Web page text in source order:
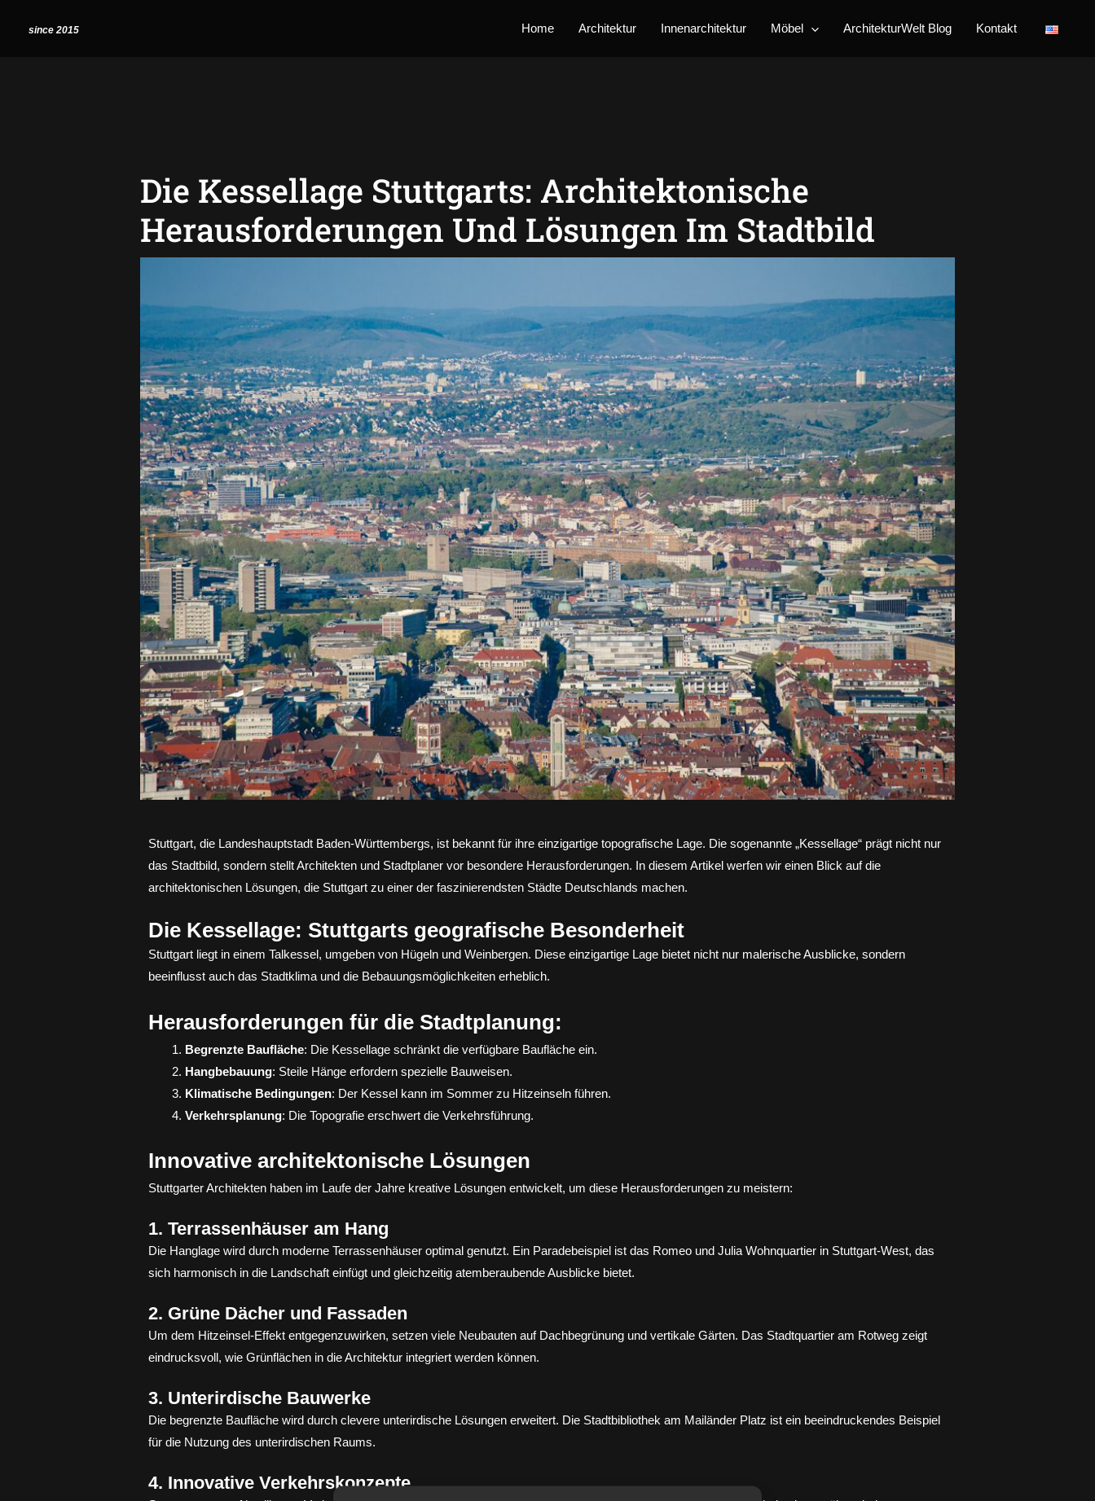
since 2015 Home Architektur Innenarchitektur Möbel ArchitekturWelt Blog Kontakt
Die Kessellage Stuttgarts: Architektonische
Herausforderungen Und Lösungen Im Stadtbild
Stuttgart, die Landeshauptstadt Baden-Württembergs, ist bekannt für ihre einzigartige topografische Lage. Die sogenannte „Kessellage“ prägt nicht nur
das Stadtbild, sondern stellt Architekten und Stadtplaner vor besondere Herausforderungen. In diesem Artikel werfen wir einen Blick auf die
architektonischen Lösungen, die Stuttgart zu einer der faszinierendsten Städte Deutschlands machen.
Die Kessellage: Stuttgarts geografische Besonderheit
Stuttgart liegt in einem Talkessel, umgeben von Hügeln und Weinbergen. Diese einzigartige Lage bietet nicht nur malerische Ausblicke, sondern
beeinflusst auch das Stadtklima und die Bebauungsmöglichkeiten erheblich.
Herausforderungen für die Stadtplanung:
Begrenzte Baufläche: Die Kessellage schränkt die verfügbare Baufläche ein.
Hangbebauung: Steile Hänge erfordern spezielle Bauweisen.
Klimatische Bedingungen: Der Kessel kann im Sommer zu Hitzeinseln führen.
Verkehrsplanung: Die Topografie erschwert die Verkehrsführung.
Innovative architektonische Lösungen
Stuttgarter Architekten haben im Laufe der Jahre kreative Lösungen entwickelt, um diese Herausforderungen zu meistern:
1. Terrassenhäuser am Hang
Die Hanglage wird durch moderne Terrassenhäuser optimal genutzt. Ein Paradebeispiel ist das Romeo und Julia Wohnquartier in Stuttgart-West, das
sich harmonisch in die Landschaft einfügt und gleichzeitig atemberaubende Ausblicke bietet.
2. Grüne Dächer und Fassaden
Um dem Hitzeinsel-Effekt entgegenzuwirken, setzen viele Neubauten auf Dachbegrünung und vertikale Gärten. Das Stadtquartier am Rotweg zeigt
eindrucksvoll, wie Grünflächen in die Architektur integriert werden können.
3. Unterirdische Bauwerke
Die begrenzte Baufläche wird durch clevere unterirdische Lösungen erweitert. Die Stadtbibliothek am Mailänder Platz ist ein beeindruckendes Beispiel
für die Nutzung des unterirdischen Raums.
4. Innovative Verkehrskonzepte
navigation